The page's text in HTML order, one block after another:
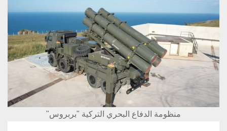
منظومة الدفاع البحري التركية "بربروس"